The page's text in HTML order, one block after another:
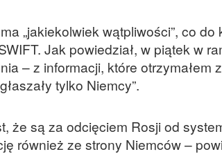
„jakiekolwiek wątpliwości”, co
Jak powiedział, w piątek w
– z informacji, które otrzymałem
tylko Niemcy”.
że są za odcięciem Rosji od
również ze strony Niemców –